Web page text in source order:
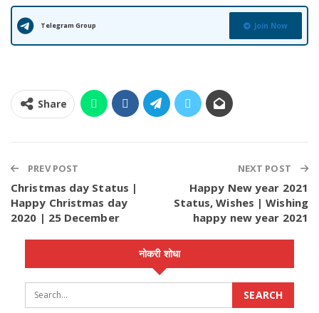
Telegram Group Join Now
Share
PREV POST
Christmas day Status |
Happy Christmas day
2020 | 25 December
NEXT POST
Happy New year 2021
Status, Wishes | Wishing
happy new year 2021
नोकरी शोधा